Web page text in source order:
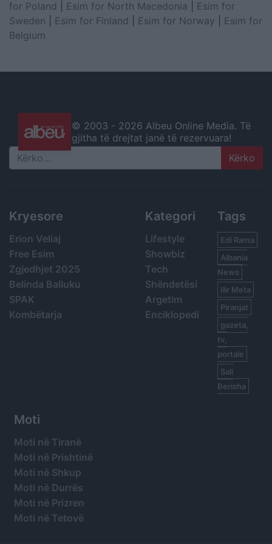
for Poland
Esim for North Macedonia
Esim for
Sweden
Esim for Finland Esim for Norway
Esim for
Belgium
© 2003 - 2026 Albeu Online Media. Të
gjitha të drejtat janë të rezervuara!
Search
Kryesore
Erion Veliaj
Free Esim
Zgjedhjet 2025
Belinda Balluku
SPAK
Kombëtarja
Kategori
Lifestyle
Showbiz
Tech
Shëndetësi
Argetim
Enciklopedi
Tags
Edi Rama
Albania
News
Ilir Meta
Piranjat
gazeta,
tv,
portale
Sali
Berisha
Moti
Moti në Tiranë
Moti në Prishtinë
Moti në Shkup
Moti në Durrës
Moti në Prizren
Moti në Tetovë